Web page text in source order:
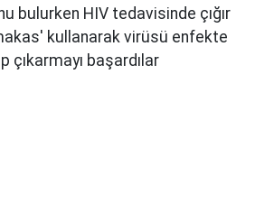
bulurken HIV tedavisinde çığır
kullanarak virüsü enfekte
çıkarmayı başardılar